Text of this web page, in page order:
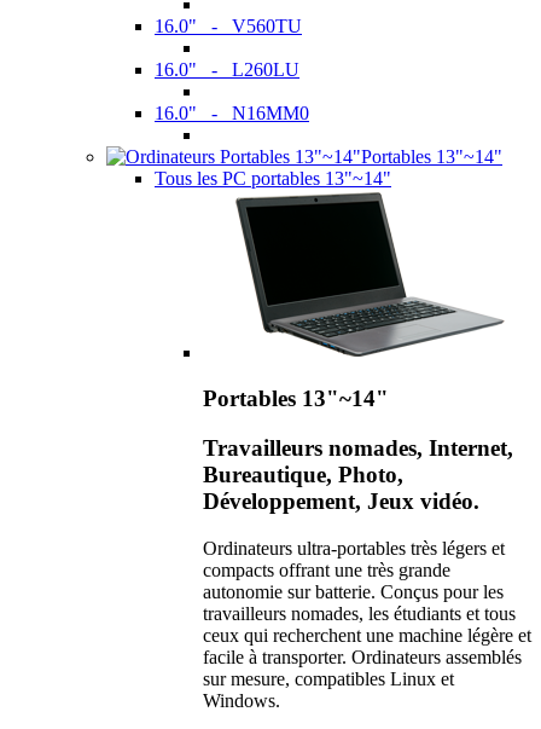
16.0" - V560TU
16.0" - L260LU
16.0" - N16MM0
Portables 13"~14"
Tous les PC portables 13"~14"
Portables 13"~14"
Travailleurs nomades, Internet,
Bureautique, Photo,
Développement, Jeux vidéo.
Ordinateurs ultra-portables très légers et
compacts offrant une très grande
autonomie sur batterie. Conçus pour les
travailleurs nomades, les étudiants et tous
ceux qui recherchent une machine légère et
facile à transporter. Ordinateurs assemblés
sur mesure, compatibles Linux et
Windows.